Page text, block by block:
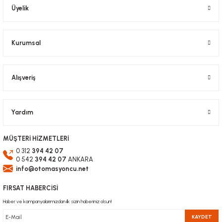
Üyelik
Kurumsal
Alışveriş
Yardım
MÜŞTERİ HİZMETLERİ
0 312 394 42 07
0 542 394 42 07 ANKARA
info@otomasyoncu.net
FIRSAT HABERCİSİ
Haber ve kampanyalarımızdan ilk sizin haberiniz olsun!
KAYDET